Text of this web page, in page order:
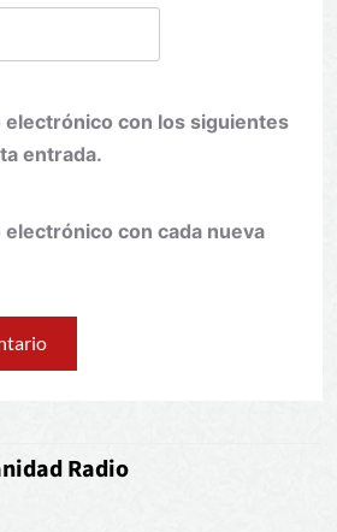
electrónico con los siguientes
entrada.
con cada nueva
Radio